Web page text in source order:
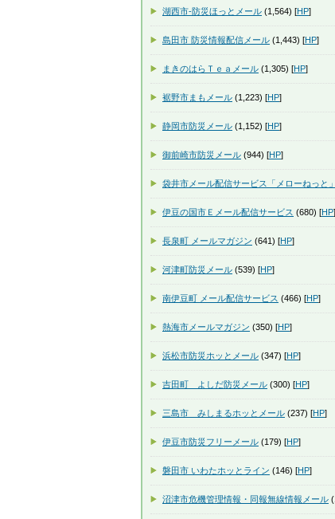
湖西市-防災ほっとメール (1,564) [HP]
島田市 防災情報配信メール (1,443) [HP]
まきのはらＴｅａメール (1,305) [HP]
裾野市まもメール (1,223) [HP]
静岡市防災メール (1,152) [HP]
御前崎市防災メール (944) [HP]
袋井市メール配信サービス「メローねっと」
伊豆の国市Ｅメール配信サービス (680) [HP]
長泉町 メールマガジン (641) [HP]
河津町防災メール (539) [HP]
南伊豆町 メール配信サービス (466) [HP]
熱海市メールマガジン (350) [HP]
浜松市防災ホッとメール (347) [HP]
吉田町 よしだ防災メール (300) [HP]
三島市 みしまるホッとメール (237) [HP]
伊豆市防災フリーメール (179) [HP]
磐田市 いわたホッとライン (146) [HP]
沼津市危機管理情報・同報無線情報メール